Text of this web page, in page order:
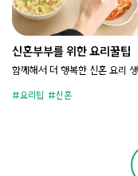
신혼부부를 위한 요리꿀팁
함께해서 더 행복한 신혼 요리
요리팁 신혼